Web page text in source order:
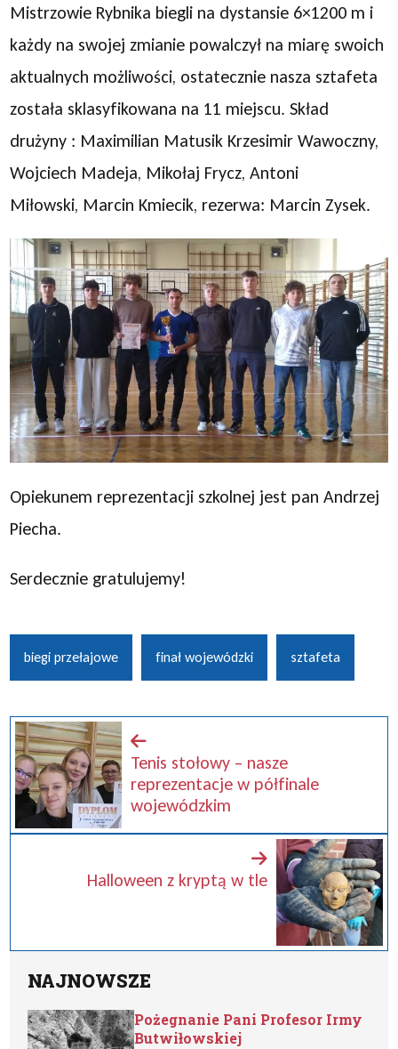
Mistrzowie Rybnika biegli na dystansie 6×1200 m i
każdy na swojej zmianie powalczył na miarę swoich
aktualnych możliwości, ostatecznie nasza sztafeta
została sklasyfikowana na 11 miejscu. Skład
drużyny : Maximilian Matusik Krzesimir Wawoczny,
Wojciech Madeja, Mikołaj Frycz, Antoni
Miłowski, Marcin Kmiecik, rezerwa: Marcin Zysek.
Opiekunem reprezentacji szkolnej jest pan Andrzej
Piecha.
Serdecznie gratulujemy!
biegi przełajowe finał wojewódzki sztafeta
Tenis stołowy – nasze
reprezentacje w półfinale
wojewódzkim
Halloween z kryptą w tle
NAJNOWSZE
Pożegnanie Pani Profesor Irmy
Butwiłowskiej